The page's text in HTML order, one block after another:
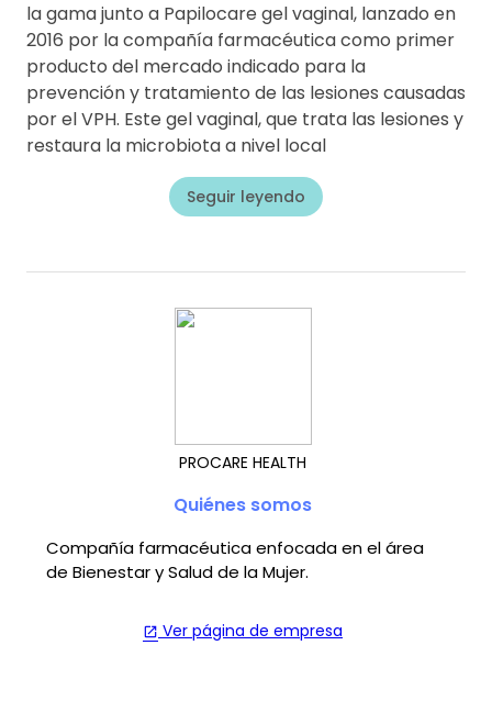
la gama junto a Papilocare gel vaginal, lanzado en
2016 por la compañía farmacéutica como primer
producto del mercado indicado para la
prevención y tratamiento de las lesiones causadas
por el VPH. Este gel vaginal, que trata las lesiones y
restaura la microbiota a nivel local
Seguir leyendo
PROCARE HEALTH
Quiénes somos
Compañía farmacéutica enfocada en el área
de Bienestar y Salud de la Mujer.
open_in_new Ver página de empresa